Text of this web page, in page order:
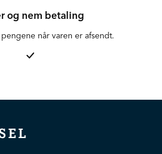
og nem betaling
når varen er afsendt.